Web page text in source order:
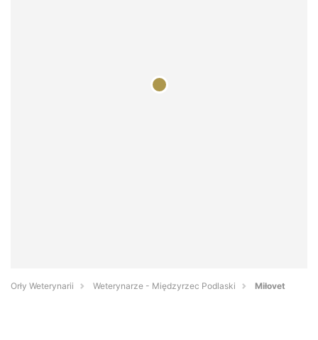
Orły Weterynarii Weterynarze - Międzyrzec Podlaski Miłovet